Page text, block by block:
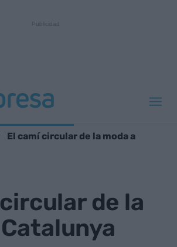
El camí circular de la moda a
de la